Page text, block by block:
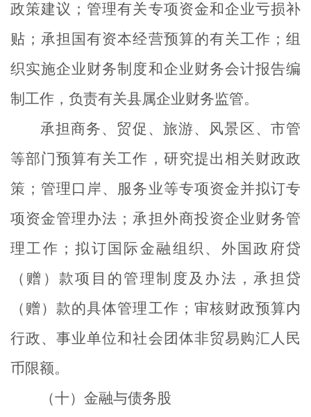
政策建议；管理有关专项资金和企业亏损补
贴；承担国有资本经营预算的有关工作；组
织实施企业财务制度和企业财务会计报告编
制工作，负责有关县属企业财务监管。
承担商务、贸促、旅游、风景区、市管
等部门预算有关工作，研究提出相关财政政
策；管理口岸、服务业等专项资金并拟订专
项资金管理办法；承担外商投资企业财务管
理工作；拟订国际金融组织、外国政府贷
（赠）款项目的管理制度及办法，承担贷
（赠）款的具体管理工作；审核财政预算内
行政、事业单位和社会团体非贸易购汇人民
币限额。
（十）金融与债务股